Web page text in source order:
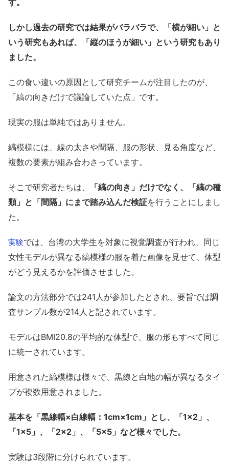
す。
しかし過去の研究では結果がバラバラで、「横が細い」と
いう研究もあれば、「縦のほうが細い」という研究もあり
ました。
この食い違いの原因として研究チームが注目したのが、
「縞の向きだけで議論していた点」です。
現実の服は単純ではありません。
縞模様には、線の太さや間隔、服の形状、見る角度など、
複数の要素が組み合わさっています。
そこで研究者たちは、
「縞の向き」だけでなく、「縞の種
類」と「間隔」にまで踏み込んだ検証を行うことにしまし
た。
実験では、台湾の大学生を対象に視覚調査が行われ、同じ
女性モデルが異なる縞模様の服を着た画像を見せて、体型
がどう見えるかを評価させました。
論文の方法部分では241人が参加したとされ、要旨では調
査サンプル数が214人と記されています。
モデルはBMI20.8の平均的な体型で、服の形もすべて同じ
に統一されています。
用意された縞模様は様々で、黒線と白地の幅が異なるタイ
プが複数用意されました。
基本を「黒線幅×白線幅：1cm×1cm」とし、「1×2」、
「1×5」、「2×2」、「5×5」など様々でした。
実験は3段階に分けられています。